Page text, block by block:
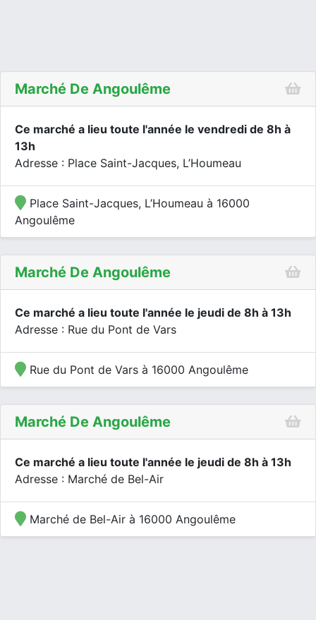
Marché De Angoulême
Ce marché a lieu toute l'année le vendredi de 8h à
13h
Adresse : Place Saint-Jacques, L’Houmeau
Place Saint-Jacques, L’Houmeau à 16000
Angoulême
Marché De Angoulême
Ce marché a lieu toute l'année le jeudi de 8h à 13h
Adresse : Rue du Pont de Vars
Rue du Pont de Vars à 16000 Angoulême
Marché De Angoulême
Ce marché a lieu toute l'année le jeudi de 8h à 13h
Adresse : Marché de Bel-Air
Marché de Bel-Air à 16000 Angoulême